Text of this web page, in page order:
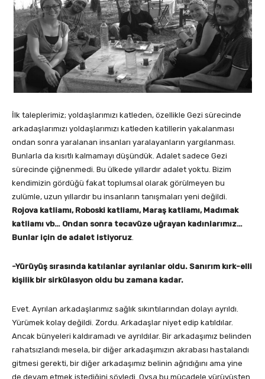
İlk taleplerimiz; yoldaşlarımızı katleden, özellikle Gezi sürecinde
arkadaşlarımızı yoldaşlarımızı katleden katillerin yakalanması
ondan sonra yaralanan insanları yaralayanların yargılanması.
Bunlarla da kısıtlı kalmamayı düşündük. Adalet sadece Gezi
sürecinde çiğnenmedi. Bu ülkede yıllardır adalet yoktu. Bizim
kendimizin gördüğü fakat toplumsal olarak görülmeyen bu
zulümle, uzun yıllardır bu insanların tanışmaları yeni değildi.
Rojova katliamı, Roboski katliamı, Maraş katliamı, Madımak
katliamı vb… Ondan sonra tecavüze uğrayan kadınlarımız…
Bunlar için de adalet istiyoruz.
-Yürüyüş sırasında katılanlar ayrılanlar oldu. Sanırım kırk-elli
kişilik bir sirkülasyon oldu bu zamana kadar.
Evet. Ayrılan arkadaşlarımız sağlık sıkıntılarından dolayı ayrıldı.
Yürümek kolay değildi. Zordu. Arkadaşlar niyet edip katıldılar.
Ancak bünyeleri kaldıramadı ve ayrıldılar. Bir arkadaşımız belinden
rahatsızlandı mesela, bir diğer arkadaşımızın akrabası hastalandı
gitmesi gerekti, bir diğer arkadaşımız belinin ağrıdığını ama yine
de devam etmek istediğini söyledi. Oysa bu mücadele yürüyüşten